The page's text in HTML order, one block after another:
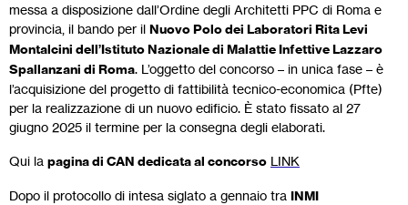
messa a disposizione dall’Ordine degli Architetti PPC di Roma e
provincia, il bando per il Nuovo Polo dei Laboratori Rita Levi
Montalcini dell’Istituto Nazionale di Malattie Infettive Lazzaro
Spallanzani di Roma. L’oggetto del concorso – in unica fase – è
l’acquisizione del progetto di fattibilità tecnico-economica (Pfte)
per la realizzazione di un nuovo edificio. È stato fissato al 27
giugno 2025 il termine per la consegna degli elaborati.
Qui la pagina di CAN dedicata al concorso LINK
Dopo il protocollo di intesa siglato a gennaio tra INMI